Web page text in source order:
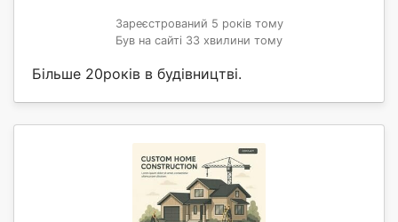
Зареєстрований 5 років тому
Був на сайті 33 хвилини тому
Більше 20років в будівництві.